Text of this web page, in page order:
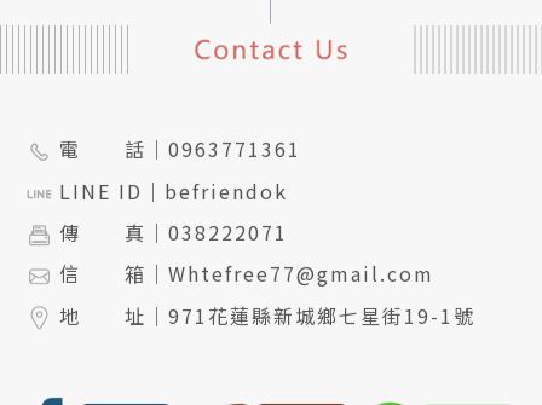
電 話｜0963771361
LINE ID｜ befriendok
傳 真｜038222071
信 箱｜Whtefree77@gmail.com
地 址｜971花蓮縣新城鄉七星街19-1號